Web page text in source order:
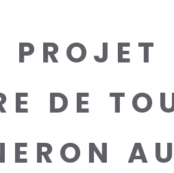
DE
AU